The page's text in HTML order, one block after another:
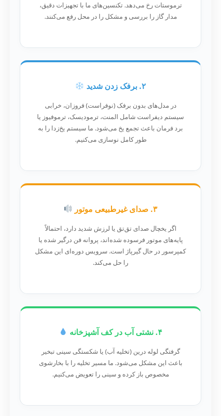
ترموستات رخ می‌دهد. تکنسین‌های ما با تجهیزات دقیق،
مدار گاز را بررسی و مشکل را در محل رفع می‌کنند.
۲. برفک زدن شدید
در مدل‌های بدون برفک (نوفراست) فروزان، خرابی
سیستم دیفراست شامل المنت، ترمودیسک، ترموفیوز یا
برد فرمان باعث تجمع یخ می‌شود. ما سیستم یخ‌زدا را به
طور کامل نوسازی می‌کنیم.
۳. صدای غیرطبیعی موتور
اگر یخچال صدای تق‌تق یا لرزش شدید دارد، احتمالاً
پایه‌های موتور فرسوده شده‌اند، پروانه فن درگیر شده یا
کمپرسور در حال گیرپاژ است. سرویس دوره‌ای این مشکل
را حل می‌کند.
۴. نشتی آب در کف آشپزخانه
گرفتگی لوله درین (تخلیه آب) یا شکستگی سینی تبخیر
باعث این مشکل می‌شود. ما مسیر تخلیه را با بخارشوی
مخصوص باز کرده و سینی را تعویض می‌کنیم.